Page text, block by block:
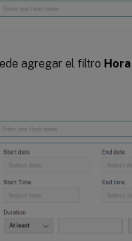
agregar el filtro Hora